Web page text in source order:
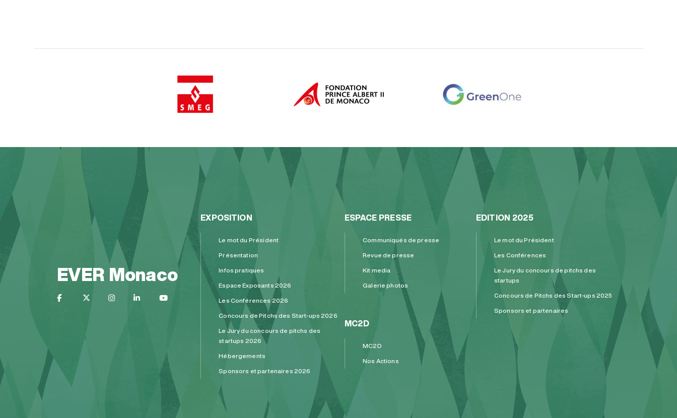
EVER Monaco
EXPOSITION
Le mot du Président
Présentation
Infos pratiques
Espace Exposants 2026
Les Conférences 2026
Concours de Pitchs des Start-ups 2026
Le Jury du concours de pitchs des
startups 2026
Hébergements
Sponsors et partenaires 2026
ESPACE PRESSE
Communiqués de presse
Revue de presse
Kit media
Galerie photos
MC2D
MC2D
Nos Actions
EDITION 2025
Le mot du Président
Les Conférences
Le Jury du concours de pitchs des
startups
Concours de Pitchs des Start-ups 2025
Sponsors et partenaires